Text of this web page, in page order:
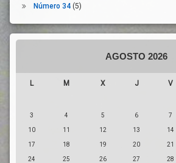
Migración
Natalidad
ONG
Personas
Vulnerables
Prestaciones
Protección
Número 34(5)
AGOSTO 2026
L M X J V
3 4 5 6 7
10 11 12 13 14
17 18 19 20 21
24 25 26 27 28